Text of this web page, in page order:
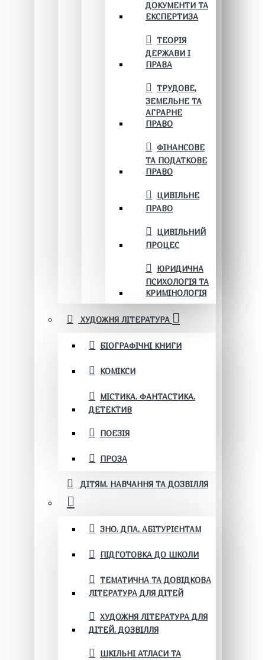
ДОКУМЕНТИ ТА
ЕКСПЕРТИЗА
ТЕОРІЯ
ДЕРЖАВИ І
ПРАВА
ТРУДОВЕ,
ЗЕМЕЛЬНЕ ТА
АГРАРНЕ
ПРАВО
ФІНАНСОВЕ
ТА ПОДАТКОВЕ
ПРАВО
ЦИВІЛЬНЕ
ПРАВО
ЦИВІЛЬНИЙ
ПРОЦЕС
ЮРИДИЧНА
ПСИХОЛОГІЯ ТА
КРИМІНОЛОГІЯ
ХУДОЖНЯ ЛІТЕРАТУРА
БІОГРАФІЧНІ КНИГИ
КОМІКСИ
МІСТИКА. ФАНТАСТИКА.
ДЕТЕКТИВ
ПОЕЗІЯ
ПРОЗА
ДІТЯМ. НАВЧАННЯ ТА ДОЗВІЛЛЯ
ЗНО. ДПА. АБІТУРІЄНТАМ
ПІДГОТОВКА ДО ШКОЛИ
ТЕМАТИЧНА ТА ДОВІДКОВА
ЛІТЕРАТУРА ДЛЯ ДІТЕЙ
ХУДОЖНЯ ЛІТЕРАТУРА ДЛЯ
ДІТЕЙ. ДОЗВІЛЛЯ
ШКІЛЬНІ АТЛАСИ ТА